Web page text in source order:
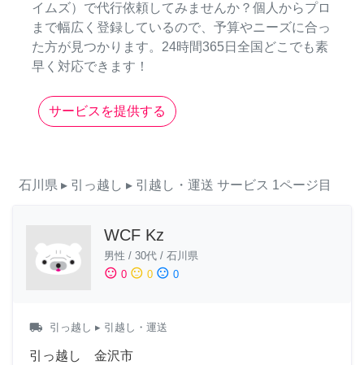
イムズ）で代行依頼してみませんか？個人からプロ
まで幅広く登録しているので、予算やニーズに合っ
た方が見つかります。24時間365日全国どこでも素
早く対応できます！
サービスを提供する
石川県 ▸ 引っ越し ▸ 引越し・運送 サービス 1ページ目
WCF Kz
男性 / 30代 / 石川県
sentiment_satisfied 0 sentiment_neutral 0 sentiment_dissatisfied 0
local_shipping 引っ越し ▸ 引越し・運送
引っ越し 金沢市